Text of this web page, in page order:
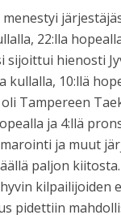
22:lla
sijoittui hienosti
kullalla, 10:llä
Tampereen
ja 4:llä
ja muut
paljon
kilpailijoiden
pidettiin